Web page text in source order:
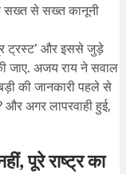
सख्त से सख्त कानूनी
ट्रस्ट’ और इससे जुड़े
जाए. अजय राय ने सवाल
की जानकारी पहले से
अगर लापरवाही हुई,
पूरे राष्ट्र का